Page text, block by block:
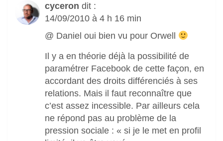
cyceron dit :
14/09/2010 à 4 h 16 min
@ Daniel oui bien vu pour Orwell
Il y a en théorie déjà la possibilité de
paramétrer Facebook de cette façon, en
accordant des droits différenciés à ses
relations. Mais il faut reconnaître que
c’est assez incessible. Par ailleurs cela
ne répond pas au problème de la
pression sociale : « si je le met en profil